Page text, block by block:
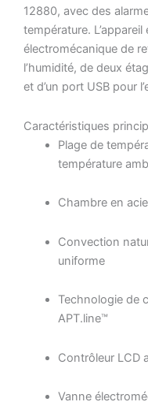
12880, avec des
température.
électromécanique de
l’humidité, de deux
et d’un port USB pour
Caractéristiques
Plage de
température
Chambre en
Convection
uniforme
Technologie de
APT.line™
Contrôleur LCD
Vanne